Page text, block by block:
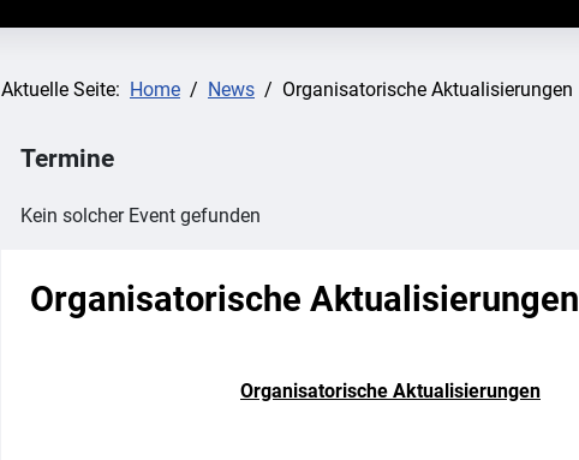
Aktuelle Seite: Home News Organisatorische Aktualisierungen
Termine
Kein solcher Event gefunden
Organisatorische Aktualisierungen
Organisatorische Aktualisierungen